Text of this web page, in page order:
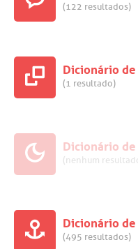
(122 resultados)
Dicionário
(1 resultado)
Dicionário de
(nenhum
Dicionário
(495 resultados)